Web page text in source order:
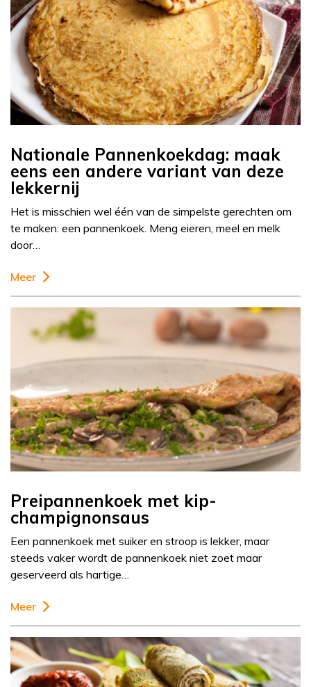
Nationale Pannenkoekdag: maak
eens een andere variant van deze
lekkernij
Het is misschien wel één van de simpelste gerechten om
te maken: een pannenkoek. Meng eieren, meel en melk
door…
Meer
Preipannenkoek met kip-
champignonsaus
Een pannenkoek met suiker en stroop is lekker, maar
steeds vaker wordt de pannenkoek niet zoet maar
geserveerd als hartige…
Meer